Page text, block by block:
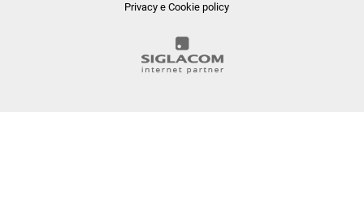
Privacy e Cookie policy